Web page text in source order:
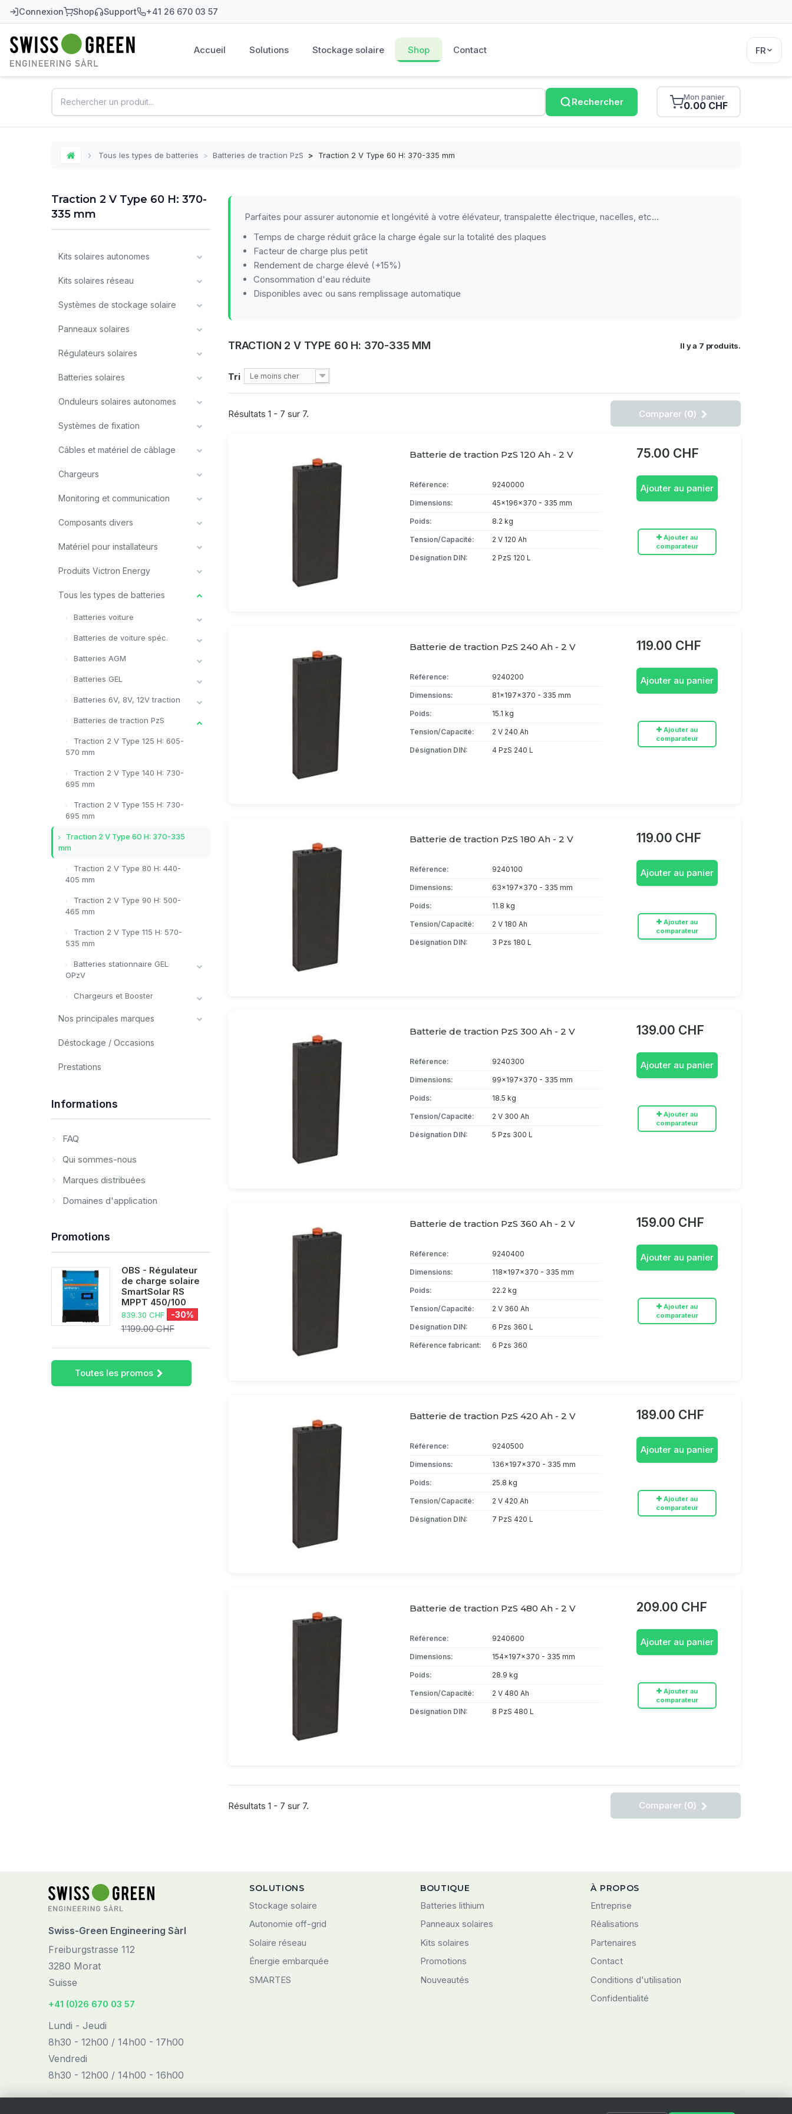
Connexion Shop Support +41 26 670 03 57
Swiss-Green Accueil Solutions Stockage solaire Shop Contact FR
Rechercher Mon panier
0.00 CHF
Home Tous les types de batteries > Batteries de traction PzS > Traction 2 V Type 60 H: 370-335 mm
Traction 2 V Type 60 H: 370-
335 mm
Kits solaires autonomes
Kits solaires réseau
Systèmes de stockage solaire
Panneaux solaires
Régulateurs solaires
Batteries solaires
Onduleurs solaires autonomes
Systèmes de fixation
Câbles et matériel de câblage
Chargeurs
Monitoring et communication
Composants divers
Matériel pour installateurs
Produits Victron Energy
Tous les types de batteries
Batteries voiture
Batteries de voiture spéc.
Batteries AGM
Batteries GEL
Batteries 6V, 8V, 12V traction
Batteries de traction PzS
Traction 2 V Type 125 H: 605-
570 mm
Traction 2 V Type 140 H: 730-
695 mm
Traction 2 V Type 155 H: 730-
695 mm
Traction 2 V Type 60 H: 370-335
mm
Traction 2 V Type 80 H: 440-
405 mm
Traction 2 V Type 90 H: 500-
465 mm
Traction 2 V Type 115 H: 570-
535 mm
Batteries stationnaire GEL
OPzV
Chargeurs et Booster
Nos principales marques
Déstockage / Occasions
Prestations
Informations
FAQ
Qui sommes-nous
Marques distribuées
Domaines d'application
Promotions
OBS - Régulateur
de charge solaire
SmartSolar RS
MPPT 450/100
839.30 CHF -30%
1'199.00 CHF
Toutes les promos
Parfaites pour assurer autonomie et longévité à votre élévateur, transpalette électrique, nacelles, etc...
Temps de charge réduit grâce la charge égale sur la totalité des plaques
Facteur de charge plus petit
Rendement de charge élevé (+15%)
Consommation d'eau réduite
Disponibles avec ou sans remplissage automatique
TRACTION 2 V TYPE 60 H: 370-335 MM Il y a 7 produits.
Tri Le moins cher
Comparer (0)
Résultats 1 - 7 sur 7.
Batterie de traction PzS 120 Ah - 2 V
Référence: 9240000
Dimensions: 45x196x370 - 335 mm
Poids: 8.2 kg
Tension/Capacité: 2 V 120 Ah
Désignation DIN: 2 PzS 120 L
75.00 CHF
Ajouter au panier
Ajouter au
comparateur
Batterie de traction PzS 240 Ah - 2 V
Référence: 9240200
Dimensions: 81x197x370 - 335 mm
Poids: 15.1 kg
Tension/Capacité: 2 V 240 Ah
Désignation DIN: 4 PzS 240 L
119.00 CHF
Ajouter au panier
Ajouter au
comparateur
Batterie de traction PzS 180 Ah - 2 V
Référence: 9240100
Dimensions: 63x197x370 - 335 mm
Poids: 11.8 kg
Tension/Capacité: 2 V 180 Ah
Désignation DIN: 3 Pzs 180 L
119.00 CHF
Ajouter au panier
Ajouter au
comparateur
Batterie de traction PzS 300 Ah - 2 V
Référence: 9240300
Dimensions: 99x197x370 - 335 mm
Poids: 18.5 kg
Tension/Capacité: 2 V 300 Ah
Désignation DIN: 5 Pzs 300 L
139.00 CHF
Ajouter au panier
Ajouter au
comparateur
Batterie de traction PzS 360 Ah - 2 V
Référence: 9240400
Dimensions: 118x197x370 - 335 mm
Poids: 22.2 kg
Tension/Capacité: 2 V 360 Ah
Désignation DIN: 6 Pzs 360 L
Référence fabricant: 6 Pzs 360
159.00 CHF
Ajouter au panier
Ajouter au
comparateur
Batterie de traction PzS 420 Ah - 2 V
Référence: 9240500
Dimensions: 136x197x370 - 335 mm
Poids: 25.8 kg
Tension/Capacité: 2 V 420 Ah
Désignation DIN: 7 PzS 420 L
189.00 CHF
Ajouter au panier
Ajouter au
comparateur
Batterie de traction PzS 480 Ah - 2 V
Référence: 9240600
Dimensions: 154x197x370 - 335 mm
Poids: 28.9 kg
Tension/Capacité: 2 V 480 Ah
Désignation DIN: 8 PzS 480 L
209.00 CHF
Ajouter au panier
Ajouter au
comparateur
Comparer (0)
Résultats 1 - 7 sur 7.
Swiss-Green Engineering Sàrl
Freiburgstrasse 112
3280 Morat
Suisse
+41 (0)26 670 03 57
Lundi - Jeudi
8h30 - 12h00 / 14h00 - 17h00
Vendredi
8h30 - 12h00 / 14h00 - 16h00
SOLUTIONS
Stockage solaire
Autonomie off-grid
Solaire réseau
Énergie embarquée
SMARTES
BOUTIQUE
Batteries lithium
Panneaux solaires
Kits solaires
Promotions
Nouveautés
À PROPOS
Entreprise
Réalisations
Partenaires
Contact
Conditions d'utilisation
Confidentialité